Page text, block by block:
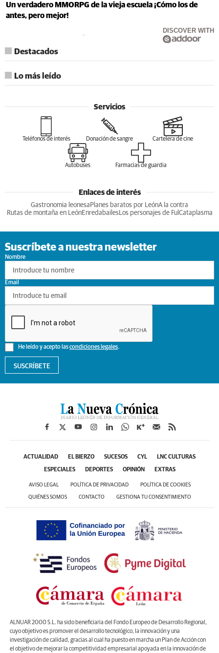
Un verdadero MMORPG de la vieja escuela ¡Cómo los de
antes, pero mejor!
DISCOVER WITH
Destacados
Lo más leído
Servicios
Teléfonos de interés Donación de sangre Cartelera de cine
Autobuses Farmacias de guardia
Enlaces de interés
Gastronomia leonesa Planes baratos por LeónA la contra
Rutas de montaña en LeónEnredabailesLos personajes de Ful Cataplasma
Suscríbete a nuestra newsletter
Nombre
He leído y acepto lascondiciones legales.
Email
SUSCRÍBETE
ACTUALIDAD EL BIERZO SUCESOS CYL LNC CULTURAS
ESPECIALES DEPORTES OPINIÓN EXTRAS
AVISO LEGAL POLÍTICA DE PRIVACIDAD POLÍTICA DE COOKIES
QUIÉNES SOMOS CONTACTO GESTIONA TU CONSENTIMIENTO
ALNUAR 2000 S.L. ha sido beneficiaria del Fondo Europeo de Desarrollo Regional,
cuyo objetivo es promover el desarrollo tecnológico, la innovación y una
investigación de calidad, gracias al cual ha puesto en marcha un Plan de Acción con
el objetivo de mejorar la competitividad empresarial apoyada en la innovación de